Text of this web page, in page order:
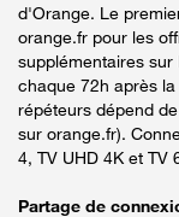
d'Orange. Le
orange.fr pour les
supplémentaires
chaque 72h après
répéteurs dépend
sur orange.fr).
4, TV UHD 4K et TV
Partage de